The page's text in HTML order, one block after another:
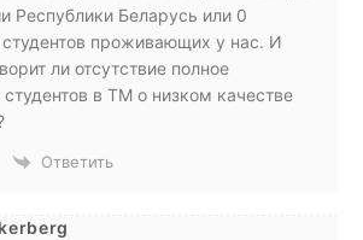
Республики Беларусь или 0
проживающих у нас. И
ли отсутствие полное
в ТМ о низком качестве
Ответить